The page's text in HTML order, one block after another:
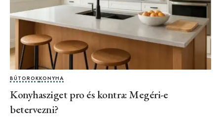
BÚTOROKKONYHA
Konyhasziget pro és kontra: Megéri-e
betervezni?